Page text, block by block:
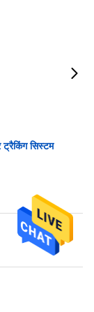
ट्रैकिंग सिस्टम